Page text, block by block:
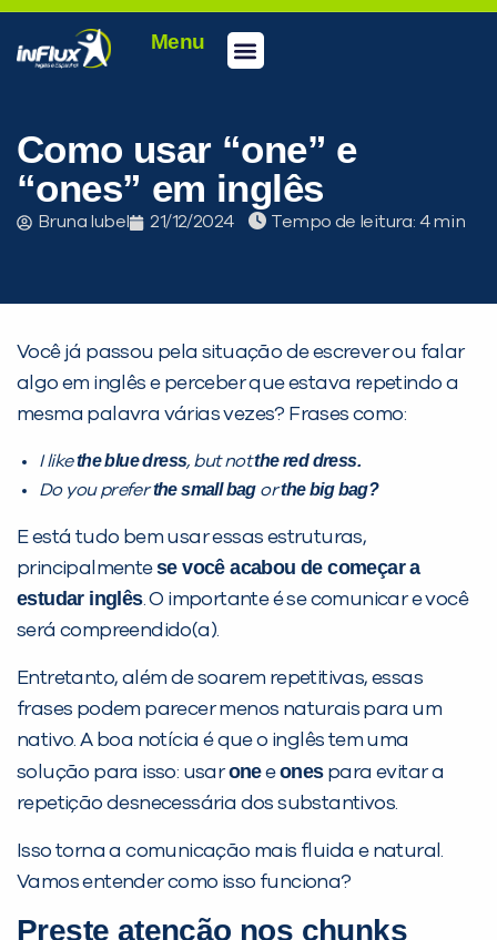
Menu
Como usar “one” e
“ones” em inglês
Bruna Iubel 21/12/2024 Tempo de leitura:
Você já passou pela situação de escrever ou falar
algo em inglês e perceber que estava repetindo a
mesma palavra várias vezes? Frases como:
I likethe blue dress, but notthe red dress.
Do you preferthe small bagorthe big bag?
E está tudo bem usar essas estruturas,
principalmentese você acabou de começar a
estudar inglês. O importante é se comunicar e você
será compreendido(a).
Entretanto, além de soarem repetitivas, essas
frases podem parecer menos naturais para um
nativo. A boa notícia é que o inglês tem uma
solução para isso: usaroneeonespara evitar a
repetição desnecessária dos substantivos.
Isso torna a comunicação mais fluida e natural.
Vamos entender como isso funciona?
Preste atenção nos chunks
PEÇA UMA DEMONSTRAÇÃO DE MÉTODO